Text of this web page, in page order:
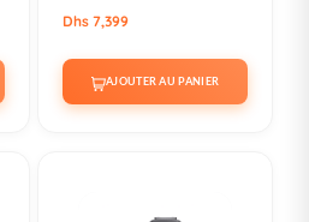
Dhs 7,399
AJOUTER AU PANIER